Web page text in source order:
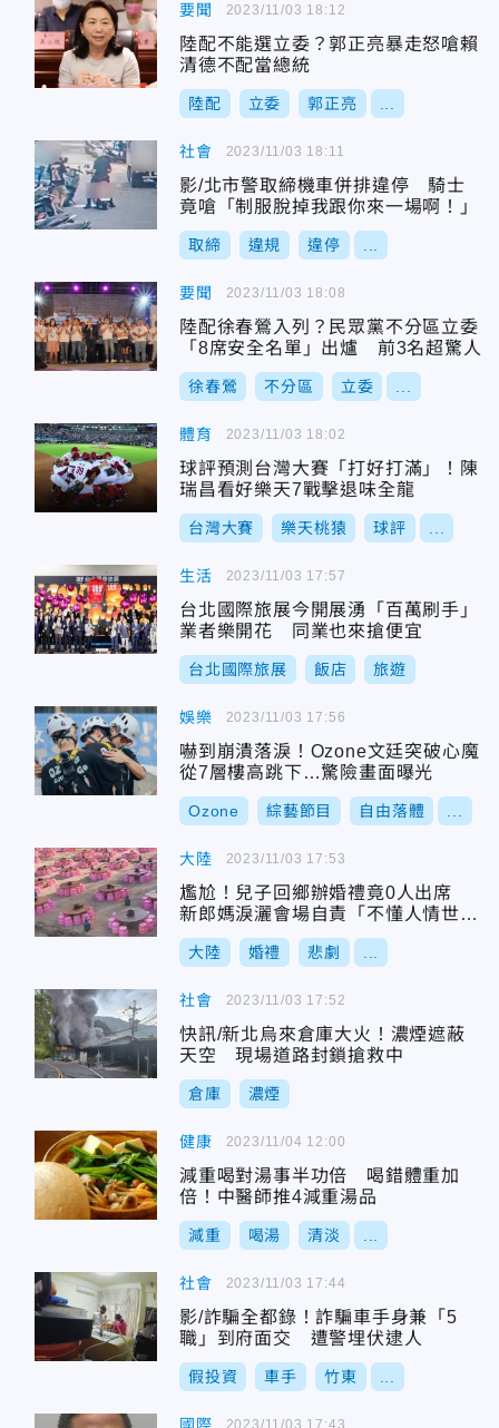
要聞
陸配不能選立委？郭正亮暴走怒嗆賴
清德不配當總統
陸配 立委 郭正亮
2023/11/03 18:12
社會
影/北市警取締機車併排違停 騎士
竟嗆「制服脫掉我跟你來一場啊！」
取締 違規 違停
2023/11/03 18:11
要聞
陸配徐春鶯入列？民眾黨不分區立委
「8席安全名單」出爐 前3名超驚人
徐春鶯 不分區 立委
2023/11/03 18:08
體育
球評預測台灣大賽「打好打滿」！陳
瑞昌看好樂天7戰擊退味全龍
台灣大賽 樂天桃猿 球評
2023/11/03 18:02
生活
台北國際旅展今開展湧「百萬刷手」
業者樂開花 同業也來搶便宜
台北國際旅展 飯店 旅遊
2023/11/03 17:57
娛樂
嚇到崩潰落淚！Ozone文廷突破心魔
從7層樓高跳下…驚險畫面曝光
Ozone 綜藝節目 自由落體
2023/11/03 17:56
大陸
尷尬！兒子回鄉辦婚禮竟0人出席
新郎媽淚灑會場自責「不懂人情世
故」
大陸 婚禮 悲劇
2023/11/03 17:53
社會
快訊/新北烏來倉庫大火！濃煙遮蔽
天空 現場道路封鎖搶救中
倉庫 濃煙
2023/11/03 17:52
健康
減重喝對湯事半功倍 喝錯體重加
倍！中醫師推4減重湯品
減重 喝湯 清淡
2023/11/04 12:00
社會
影/詐騙全都錄！詐騙車手身兼「5
職」到府面交 遭警埋伏逮人
假投資 車手 竹東
2023/11/03 17:44
2023/11/03 17:43